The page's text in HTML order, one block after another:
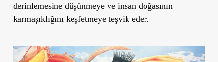
derinlemesine düşünmeye ve insan doğasının
karmaşıklığını keşfetmeye teşvik eder.